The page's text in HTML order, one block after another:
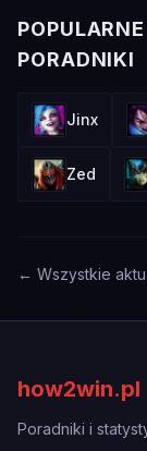
POPULARNE
PORADNIKI
Jinx
Zed
← Wszystkie
how2win.pl
Poradniki i